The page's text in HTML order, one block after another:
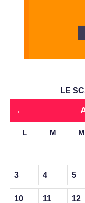
LE
←
L M M
3 4 5
10 11 12